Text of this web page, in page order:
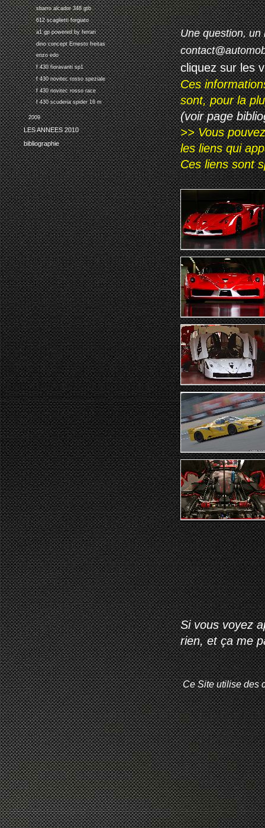
sbarro alcador 348 gtb
612 scaglietti forgiato
a1 gp powered by ferrari
dino concept Ernesto freitas
enzo edo
f 430 fioravanti sp1
f 430 novitec rosso speziale
f 430 novitec rosso race
f 430 scuderia spider 16 m
2009
LES ANNEES 2010
bibliographie
Une question, un
cliquez sur les
Ces
sont, pour la
(voir page
>> Vous
les liens qui
Ces liens sont
Si vous voyez
rien, et ça me
Ce Site utilise des